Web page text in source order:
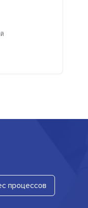
процессов